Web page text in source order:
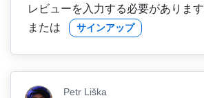
レビューを入力する必要があります
または サインアップ
Petr Liška